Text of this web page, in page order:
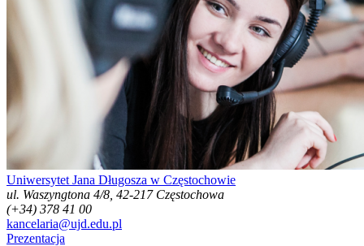
Uniwersytet Jana Długosza w Częstochowie
ul. Waszyngtona 4/8, 42-217 Częstochowa
(+34) 378 41 00
kancelaria@ujd.edu.pl
Prezentacja